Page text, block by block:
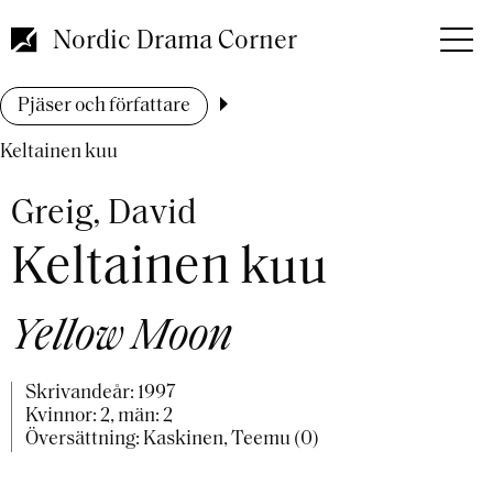
till
huvudinnehåll
Nordic Drama Corner
Länkstig
Pjäser och författare
Keltainen kuu
Greig, David
Keltainen kuu
Yellow Moon
Skrivandeår: 1997
Kvinnor: 2, män: 2
Översättning: Kaskinen, Teemu (0)